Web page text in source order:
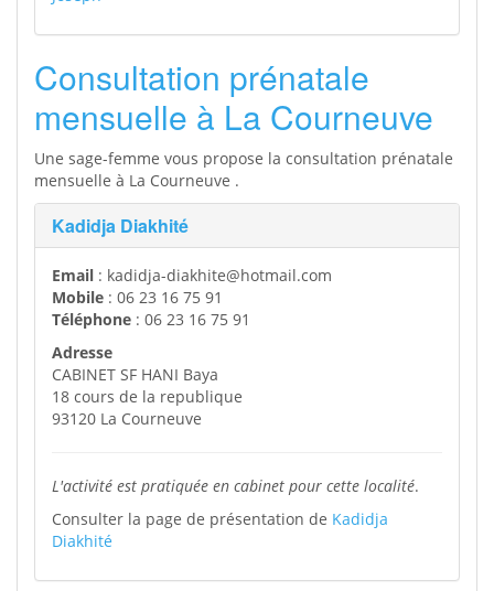
Consultation prénatale
mensuelle à La Courneuve
Une sage-femme vous propose la consultation prénatale
mensuelle à La Courneuve .
Kadidja Diakhité
Email : kadidja-diakhite@hotmail.com
Mobile : 06 23 16 75 91
Téléphone : 06 23 16 75 91
Adresse
CABINET SF HANI Baya
18 cours de la republique
93120 La Courneuve
L'activité est pratiquée en cabinet pour cette localité.
Consulter la page de présentation de Kadidja
Diakhité